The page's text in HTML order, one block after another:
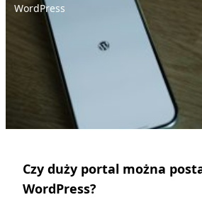
WordPress
Czy duży portal można
WordPress?